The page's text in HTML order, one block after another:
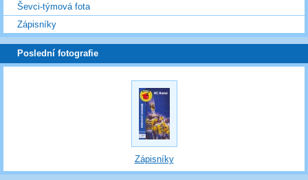
Ševci-týmová fota
Zápisníky
Poslední fotografie
Zápisníky